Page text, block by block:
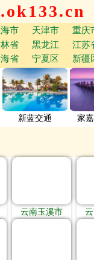
市 天津市 重庆
省 黑龙江 江苏
省 宁夏区 新疆
新蓝交通 家
云南玉溪市